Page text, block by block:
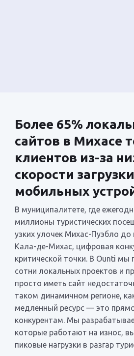
Более 65%
сайтов в Михасе
клиентов из-за
скорости
мобильных
В муниципалитете, где
миллионы туристических
узких улочек Михас-Пуэбло
Кала-де-Михас, цифровая
критической точки. В Ounti мы
сотни локальных проектов и
просто иметь сайт
таком динамичном регионе,
медленный ресурс — это
конкурентам. Мы
которые работают на износ,
пиковые нагрузки в разгар